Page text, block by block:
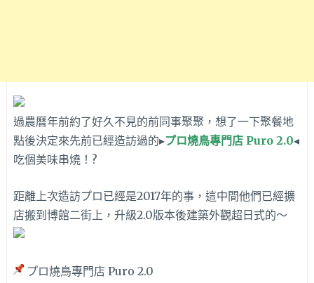
過農曆年前約了好久不見的前同事聚聚，想了一下聚餐地
點後決定來先前已經造訪過的▸プロ燒鳥專門店 Puro 2.0◂
吃個美味串燒！?
距離上次造訪プロ已經是2017年的事，這中間他們已經擴
店搬到博館二街上，升級2.0版本後建築外觀超日式的～
プロ燒鳥專門店 Puro 2.0